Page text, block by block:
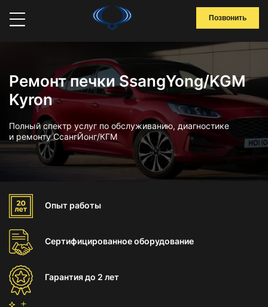
Позвонить
Ремонт печки SsangYong/KGM
Kyron
Полный спектр услуг по обслуживанию, диагностике
и ремонту СсангЙонг/КГМ
Опыт работы
Сертифицированноеоборудование
Гарантиядо 2 лет